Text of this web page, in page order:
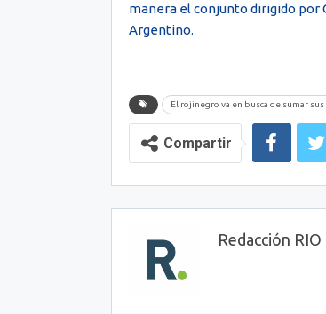
manera el conjunto dirigido por
Argentino.
El rojinegro va en busca de sumar
Compartir
Redacción